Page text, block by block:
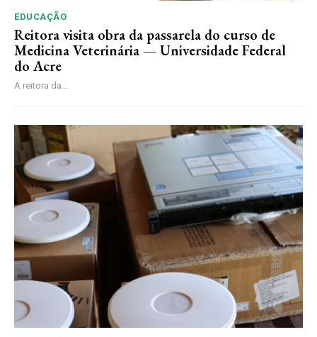
EDUCAÇÃO
Reitora visita obra da passarela do curso de
Medicina Veterinária — Universidade Federal
do Acre
A reitora da...